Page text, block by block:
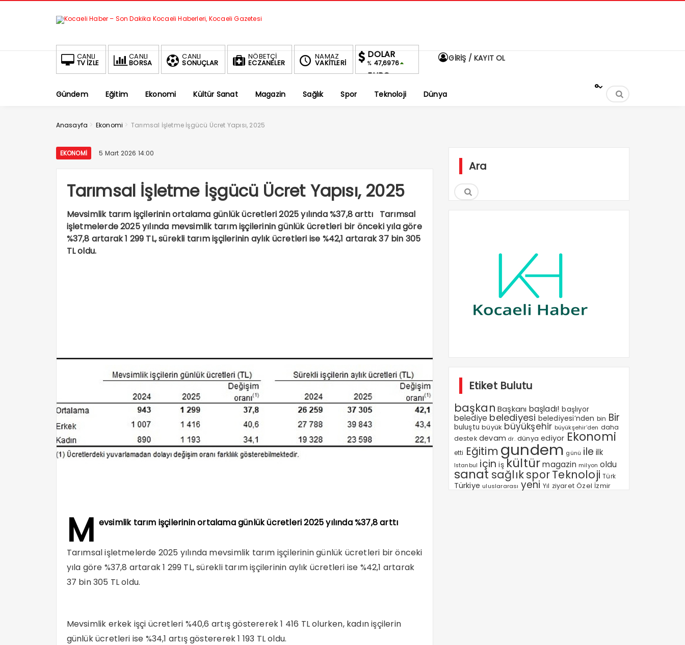
CANLI
TV İZLE
CANLI
BORSA
CANLI
SONUÇLAR
NÖBETÇİ
ECZANELER
NAMAZ
VAKİTLERİ
DOLAR
% 47,6976
EURO
ALTIN
GİRİŞ / KAYIT OL
Gündem Eğitim Ekonomi Kültür Sanat Magazin Sağlık Spor Teknoloji Dünya
°
Anasayfa > Ekonomi > Tarımsal İşletme İşgücü Ücret Yapısı, 2025
EKONOMI 5 Mart 2026 14:00
Tarımsal İşletme İşgücü Ücret Yapısı, 2025
Mevsimlik tarım işçilerinin ortalama günlük ücretleri 2025 yılında %37,8 arttı Tarımsal
işletmelerde 2025 yılında mevsimlik tarım işçilerinin günlük ücretleri bir önceki yıla göre
%37,8 artarak 1 299 TL, sürekli tarım işçilerinin aylık ücretleri ise %42,1 artarak 37 bin 305
TL oldu.
M evsimlik tarım işçilerinin ortalama günlük ücretleri 2025 yılında %37,8 arttı
Tarımsal işletmelerde 2025 yılında mevsimlik tarım işçilerinin günlük ücretleri bir önceki
yıla göre %37,8 artarak 1 299 TL, sürekli tarım işçilerinin aylık ücretleri ise %42,1 artarak
37 bin 305 TL oldu.
Mevsimlik erkek işçi ücretleri %40,6 artış göstererek 1 416 TL olurken, kadın işçilerin
günlük ücretleri ise %34,1 artış göstererek 1 193 TL oldu.
Ara
Etiket Bulutu
başkan Başkanı başladı! başlıyor
belediye belediyesi belediyesi’nden bin Bir
buluştu büyük büyükşehir büyükşehir’den daha
destek devam dr. dünya ediyor Ekonomi
etti Eğitim gundem günü ile ilk
Istanbul için iş kültür magazin milyon oldu
sanat sağlıksporTeknoloji Türk
Türkiye uluslararası yeni Yıl ziyaret Özel İzmir